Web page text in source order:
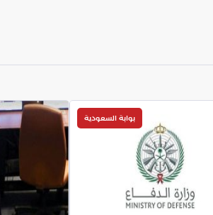
بوابة السعودية